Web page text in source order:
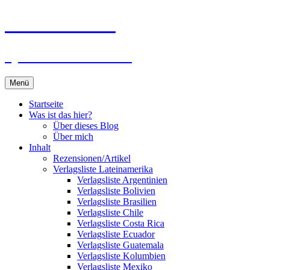
Menü
Startseite
Was ist das hier?
Über dieses Blog
Über mich
Inhalt
Rezensionen/Artikel
Verlagsliste Lateinamerika
Verlagsliste Argentinien
Verlagsliste Bolivien
Verlagsliste Brasilien
Verlagsliste Chile
Verlagsliste Costa Rica
Verlagsliste Ecuador
Verlagsliste Guatemala
Verlagsliste Kolumbien
Verlagsliste Mexiko